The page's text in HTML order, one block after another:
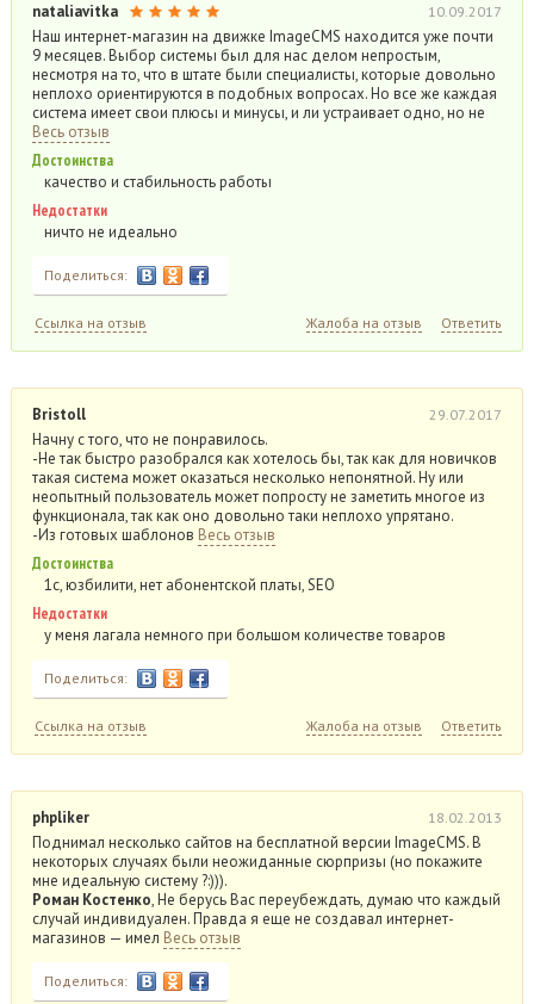
nataliavitka 10.09.2017
Наш интернет-магазин на движке ImageCMS находится уже почти
9 месяцев. Выбор системы был для нас делом непростым,
несмотря на то, что в штате были специалисты, которые довольно
неплохо ориентируются в подобных вопросах. Но все же каждая
система имеет свои плюсы и минусы, и ли устраивает одно, но не
Весь отзыв
Достоинства
качество и стабильность работы
Недостатки
ничто не идеально
Поделиться:
Ссылка на отзыв Жалоба на отзыв Ответить
Bristoll 29.07.2017
Начну с того, что не понравилось.
-Не так быстро разобрался как хотелось бы, так как для новичков
такая система может оказаться несколько непонятной. Ну или
неопытный пользователь может попросту не заметить многое из
функционала, так как оно довольно таки неплохо упрятано.
-Из готовых шаблонов Весь отзыв
Достоинства
1с, юзбилити, нет абонентской платы, SEO
Недостатки
у меня лагала немного при большом количестве товаров
Поделиться:
Ссылка на отзыв Жалоба на отзыв Ответить
phpliker 18.02.2013
Поднимал несколько сайтов на бесплатной версии ImageCMS. В
некоторых случаях были неожиданные сюрпризы (но покажите
мне идеальную систему ?:))).
Роман Костенко, Не берусь Вас переубеждать, думаю что каждый
случай индивидуален. Правда я еще не создавал интернет-
магазинов — имел Весь отзыв
Поделиться: